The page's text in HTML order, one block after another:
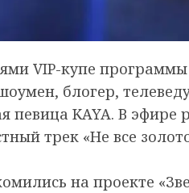
VIP-купе
блогер,
певица KAYA. В
трек «Не все
на проекте